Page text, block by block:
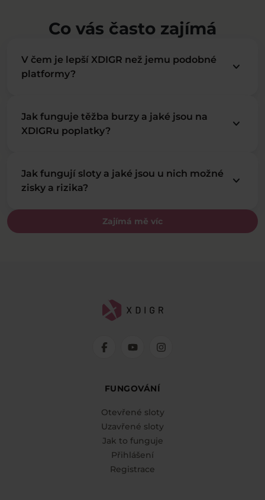
Co vás často zajímá
Zajímá mě víc
V čem je lepší XDIGR než jemu podobné
platformy?
keyboard_arrow_down
Jak funguje těžba burzy a jaké jsou na
XDIGRu poplatky?
keyboard_arrow_down
Jak fungují sloty a jaké jsou u nich možné
zisky a rizika?
keyboard_arrow_down
FUNGOVÁNÍ
Otevřené sloty
Uzavřené sloty
Jak to funguje
Přihlášení
Registrace